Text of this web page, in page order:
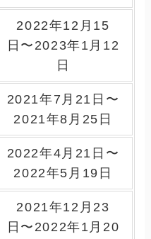
2022年12月15
日〜2023年1月12
日
2021年7月21日〜
2021年8月25日
2022年4月21日〜
2022年5月19日
2021年12月23
日〜2022年1月20